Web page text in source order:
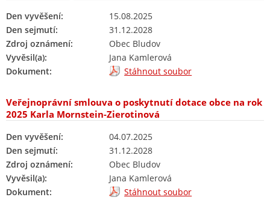
Den vyvěšení:
15.08.2025
Den sejmutí:
31.12.2028
Zdroj oznámení:
Obec Bludov
Vyvěsil(a):
Jana Kamlerová
Dokument:
Stáhnout soubor
Veřejnoprávní smlouva o poskytnutí dotace obce na rok
2025 Karla Mornstein-Zierotinová
Den vyvěšení:
04.07.2025
Den sejmutí:
31.12.2028
Zdroj oznámení:
Obec Bludov
Vyvěsil(a):
Jana Kamlerová
Dokument:
Stáhnout soubor